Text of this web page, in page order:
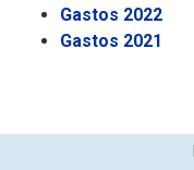
Gastos 2022
Gastos 2021